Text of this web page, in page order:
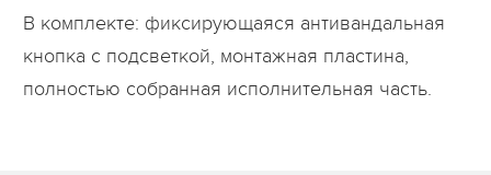
В комплекте: фиксирующаяся антивандальная
кнопка с подсветкой, монтажная пластина,
полностью собранная исполнительная часть.